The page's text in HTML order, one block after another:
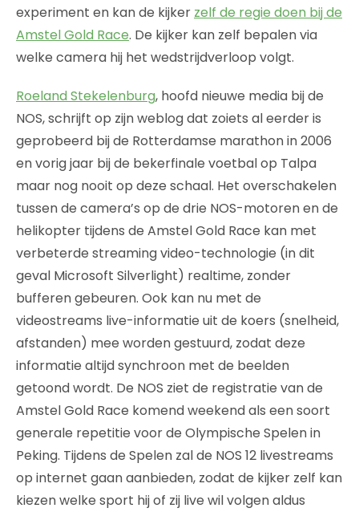
experiment en kan de kijker zelf de regie doen bij de
Amstel Gold Race. De kijker kan zelf bepalen via
welke camera hij het wedstrijdverloop volgt.
Roeland Stekelenburg, hoofd nieuwe media bij de
NOS, schrijft op zijn weblog dat zoiets al eerder is
geprobeerd bij de Rotterdamse marathon in 2006
en vorig jaar bij de bekerfinale voetbal op Talpa
maar nog nooit op deze schaal. Het overschakelen
tussen de camera’s op de drie NOS-motoren en de
helikopter tijdens de Amstel Gold Race kan met
verbeterde streaming video-technologie (in dit
geval Microsoft Silverlight) realtime, zonder
bufferen gebeuren. Ook kan nu met de
videostreams live-informatie uit de koers (snelheid,
afstanden) mee worden gestuurd, zodat deze
informatie altijd synchroon met de beelden
getoond wordt. De NOS ziet de registratie van de
Amstel Gold Race komend weekend als een soort
generale repetitie voor de Olympische Spelen in
Peking. Tijdens de Spelen zal de NOS 12 livestreams
op internet gaan aanbieden, zodat de kijker zelf kan
kiezen welke sport hij of zij live wil volgen aldus